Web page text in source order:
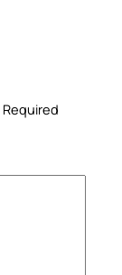
Required